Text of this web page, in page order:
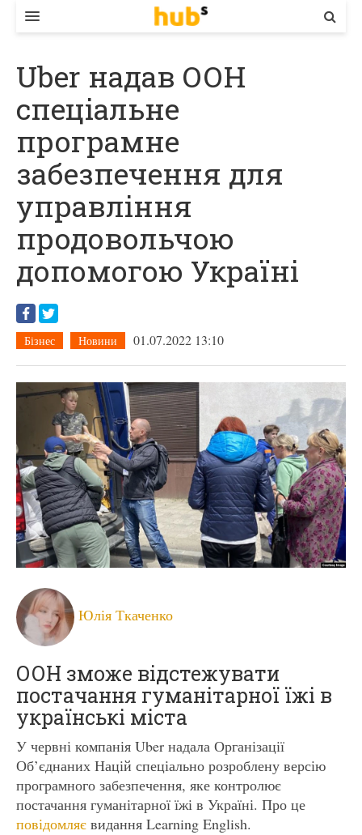
ЕКОНОМІКА
БІЗНЕС
СТАРТЕР
КОНТАКТИ
Uber надав ООН
спеціальне
програмне
забезпечення для
управління
продовольчою
допомогою Україні
Бізнес Новини 01.07.2022 13:10
Юлія Ткаченко
ООН зможе відстежувати
постачання гуманітарної їжі в
українські міста
У червні компанія Uber надала Організації
Об’єднаних Націй спеціально розроблену версію
програмного забезпечення, яке контролює
постачання гуманітарної їжі в Україні. Про це
повідомляє видання Learning English.